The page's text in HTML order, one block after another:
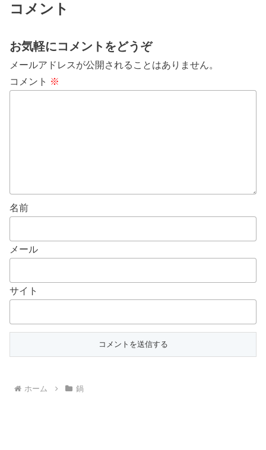
コメント
お気軽にコメントをどうぞ
メールアドレスが公開されることはありません。
コメント ※
名前
メール
サイト
ホーム 鍋